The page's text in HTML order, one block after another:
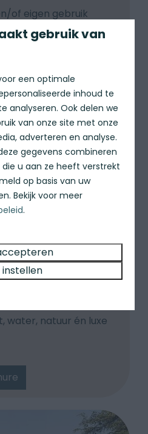
of eigen gebruik
van Noordwijk
Vennen
aan een
water, natuur én luxe
gebruik van
een optimale
inhoud te
analyseren. Ook delen we
van onze site met onze
adverteren en analyse.
gegevens combineren
u aan ze heeft verstrekt
op basis van uw
Bekijk voor meer
.
instellen